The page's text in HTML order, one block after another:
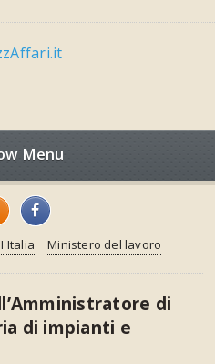
Menu
Italia Ministero del lavoro
di
di impianti e